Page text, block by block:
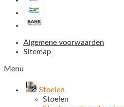
Algemene voorwaarden
Sitemap
Menu
Stoelen
Stoelen